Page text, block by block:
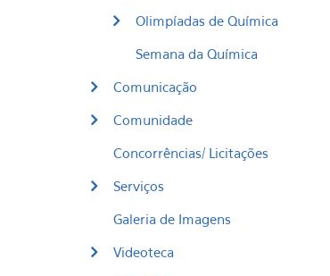
Olimpíadas de Química
Semana da Química
Comunicação
Comunidade
Concorrências/ Licitações
Serviços
Galeria de Imagens
Videoteca